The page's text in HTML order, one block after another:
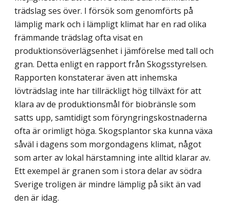
trädslag ses över. I försök som genomförts på
lämplig mark och i lämpligt klimat har en rad olika
främmande trädslag ofta visat en
produktionsöverlägsenhet i jämförelse med tall och
gran. Detta enligt en rapport från Skogsstyrelsen.
Rapporten konstaterar även att inhemska
lövträdslag inte har tillräckligt hög tillväxt för att
klara av de produktionsmål för biobränsle som
satts upp, samtidigt som föryngringskostnaderna
ofta är orimligt höga. Skogsplantor ska kunna växa
såväl i dagens som morgondagens klimat, något
som arter av lokal härstamning inte alltid klarar av.
Ett exempel är granen som i stora delar av södra
Sverige troligen är mindre lämplig på sikt än vad
den är idag.